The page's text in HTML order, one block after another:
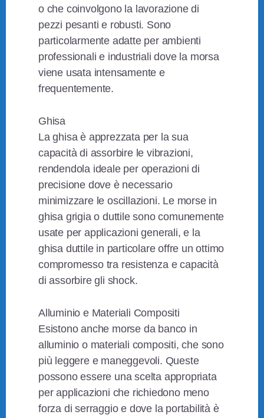
o che coinvolgono la lavorazione di
pezzi pesanti e robusti. Sono
particolarmente adatte per ambienti
professionali e industriali dove la morsa
viene usata intensamente e
frequentemente.
Ghisa
La ghisa è apprezzata per la sua
capacità di assorbire le vibrazioni,
rendendola ideale per operazioni di
precisione dove è necessario
minimizzare le oscillazioni. Le morse in
ghisa grigia o duttile sono comunemente
usate per applicazioni generali, e la
ghisa duttile in particolare offre un ottimo
compromesso tra resistenza e capacità
di assorbire gli shock.
Alluminio e Materiali Compositi
Esistono anche morse da banco in
alluminio o materiali compositi, che sono
più leggere e maneggevoli. Queste
possono essere una scelta appropriata
per applicazioni che richiedono meno
forza di serraggio e dove la portabilità è